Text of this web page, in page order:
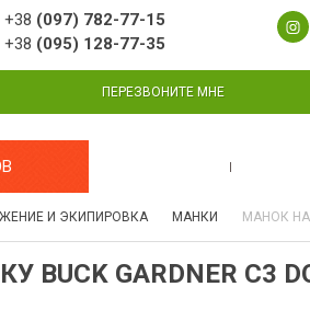
+38 (097) 782-77-15
+38 (095) 128-77-35
ПЕРЕЗВОНИТЕ МНЕ
И ЭКИПИРОВКА МАНКИ МАНОК НА
GARDNER C3